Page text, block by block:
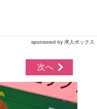
sponsored by 求人ボックス
次へ